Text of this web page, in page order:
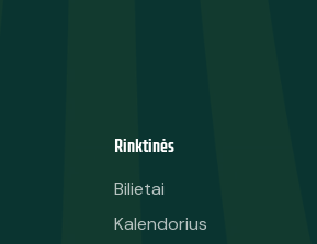
Rinktinės
Bilietai
Kalendorius